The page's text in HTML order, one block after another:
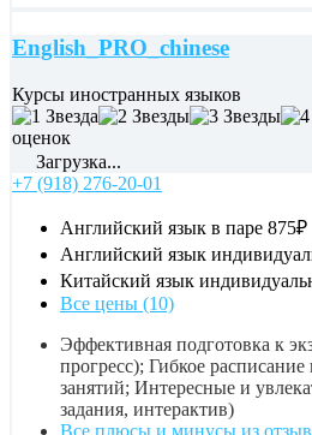
English_PRO_chinese
Курсы иностранных языков
оценок
Загрузка...
+7 (918) 276-20-01
Английский язык в паре 875₽
Английский язык
Китайский язык
Все цены (10)
Эффективная подготовка к
прогресс); Гибкое
занятий; Интересные и
задания, интерактив)
Все плюсы и минусы из